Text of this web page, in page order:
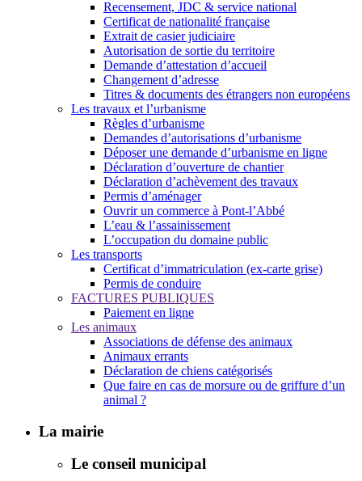
Recensement, JDC & service national
Certificat de nationalité française
Extrait de casier judiciaire
Autorisation de sortie du territoire
Demande d’attestation d’accueil
Changement d’adresse
Titres & documents des étrangers non européens
Les travaux et l’urbanisme
Règles d’urbanisme
Demandes d’autorisations d’urbanisme
Déposer une demande d’urbanisme en ligne
Déclaration d’ouverture de chantier
Déclaration d’achèvement des travaux
Permis d’aménager
Ouvrir un commerce à Pont-l’Abbé
L’eau & l’assainissement
L’occupation du domaine public
Les transports
Certificat d’immatriculation (ex-carte grise)
Permis de conduire
FACTURES PUBLIQUES
Paiement en ligne
Les animaux
Associations de défense des animaux
Animaux errants
Déclaration de chiens catégorisés
Que faire en cas de morsure ou de griffure d’un
animal ?
La mairie
Le conseil municipal